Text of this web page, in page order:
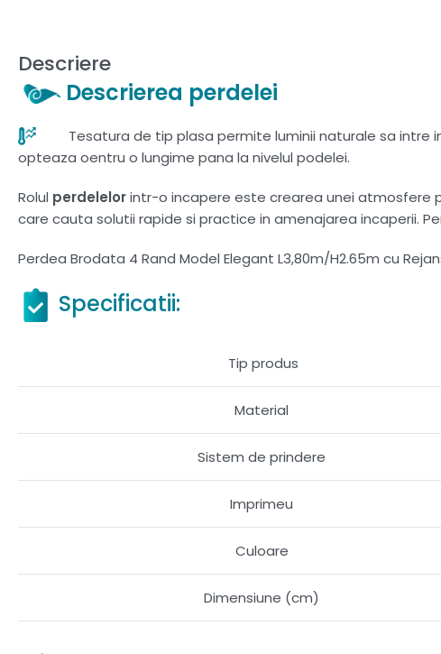
Descriere
Descrierea perdelei
Tesatura de tip plasa permite luminii naturale sa
opteaza oentru o lungime pana la nivelul podelei.
Rolul perdelelorintr-o incapere este crearea unei atmosfere
care cauta solutii rapide si practice in amenajarea incaperii.
Perdea Brodata 4 Rand Model Elegant L3,80m/H2.65m cu
Specificatii:
Tip produs
Material
Sistem de prindere
Imprimeu
Culoare
Dimensiune (cm)